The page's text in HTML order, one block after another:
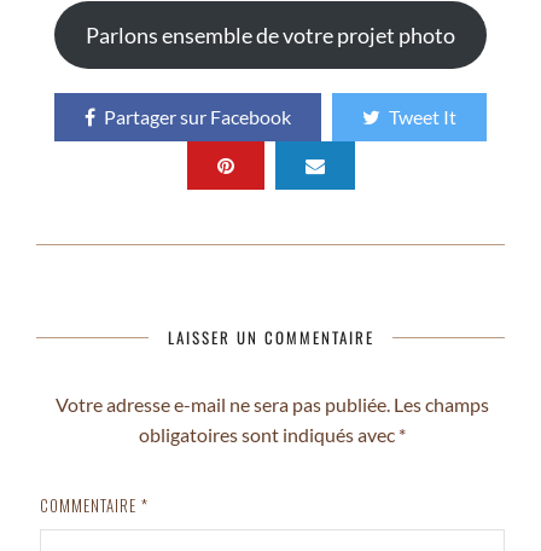
Parlons ensemble de votre projet photo
Partager sur Facebook Tweet It
LAISSER UN COMMENTAIRE
Votre adresse e-mail ne sera pas publiée. Les champs
obligatoires sont indiqués avec *
COMMENTAIRE *